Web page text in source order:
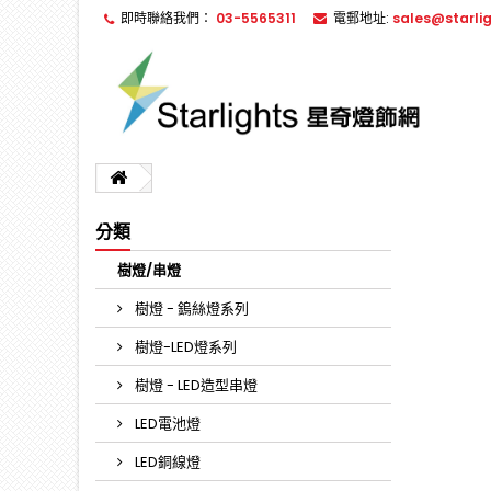
即時聯絡我們： 03-5565311 電郵地址:
分類
樹燈/串燈
樹燈 - 鎢絲燈系列
樹燈-LED燈系列
樹燈 - LED造型串燈
LED電池燈
LED銅線燈